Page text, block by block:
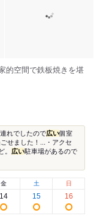
的空間で鉄板焼きを堪
れでしたので広い個室
せました！...・アクセ
。 広い駐車場があるので
金
14
土
15
日
16